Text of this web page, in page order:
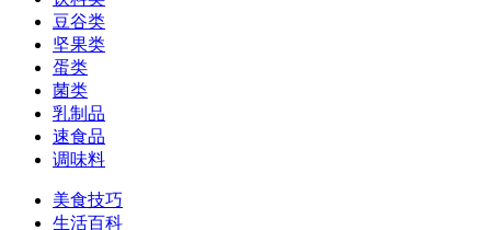
豆谷类
坚果类
蛋类
菌类
乳制品
速食品
调味料
美食技巧
生活百科